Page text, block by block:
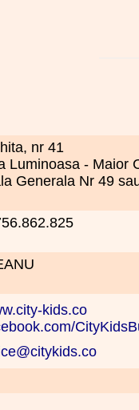
nr 41
Luminoasa - Maior
Generala Nr 49
kids.co